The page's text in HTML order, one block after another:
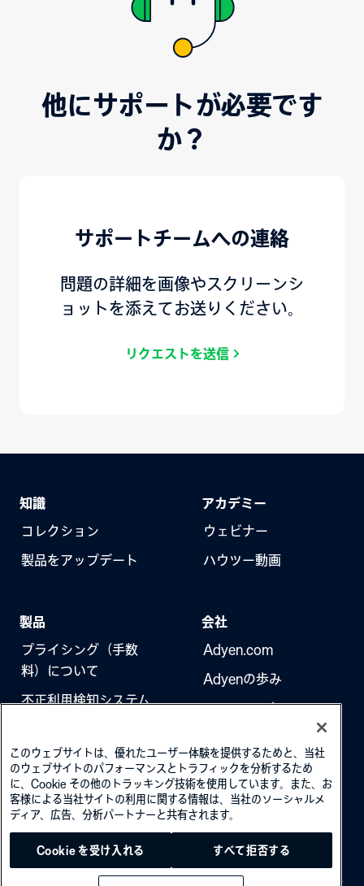
他にサポートが必要です
か？
サポートチームへの連絡
問題の詳細を画像やスクリーンシ
ョットを添えてお送りください。
リクエストを送信
知識
コレクション
製品をアップデート
アカデミー
ウェビナー
ハウツー動画
製品
プライシング（手数
料）について
不正利用検知システム
証）
会社
Adyen.com
Adyenの歩み
ニュースレター
このウェブサイトは、優れたユーザー体験を提供するためと、当社
のウェブサイトのパフォーマンスとトラフィックを分析するため
に、Cookie その他のトラッキング技術を使用しています。また、お
客様による当社サイトの利用に関する情報は、当社のソーシャルメ
ディア、広告、分析パートナーと共有されます。
Cookie を受け入れる すべて拒否する